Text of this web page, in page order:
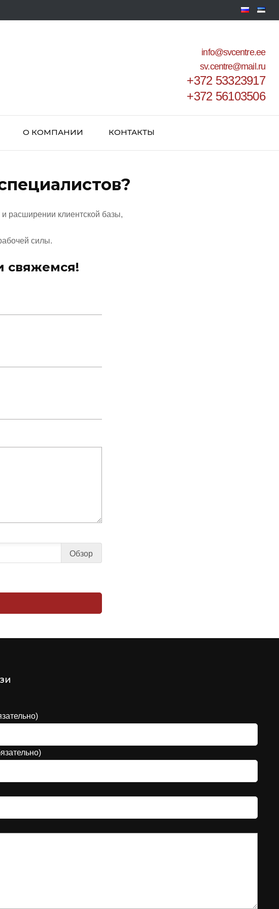
info@svcentre.ee
sv.centre@mail.ru
+372 53323917
+372 56103506
О КОМПАНИИ КОНТАКТЫ
расширении клиентской базы,
силы.
свяжемся!